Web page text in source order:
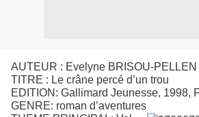
AUTEUR : Evelyne BRISOU-PELLEN
TITRE : Le crâne percé d’un trou
EDITION: Gallimard Jeunesse, 1998,
GENRE: roman d’aventures